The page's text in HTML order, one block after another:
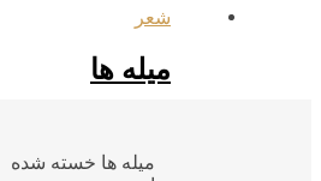
شعر
میله ها
میله ها خسته شده